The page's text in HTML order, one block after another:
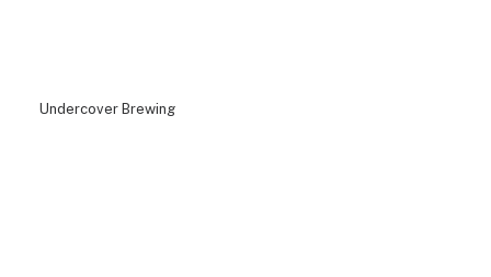
Undercover Brewing